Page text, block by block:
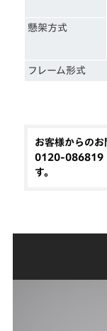
懸架方式
フレーム形式
お客様からの
0120-086819
す。